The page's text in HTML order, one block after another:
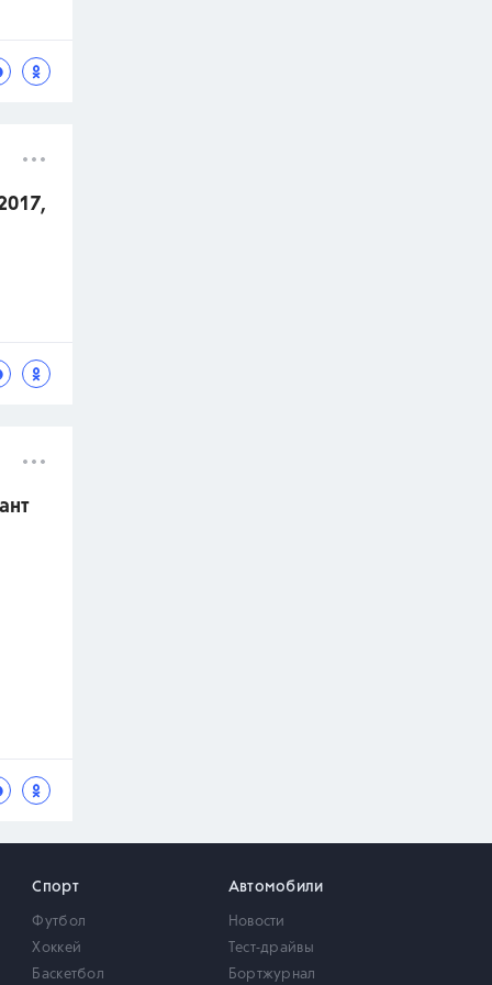
Спорт
Футбол
Хоккей
Баскетбол
Автомобили
Новости
Тест-драйвы
Бортжурнал